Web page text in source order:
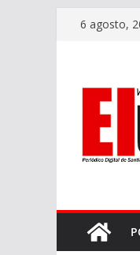
6 agosto,